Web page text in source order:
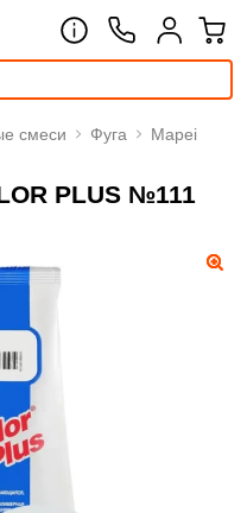
смеси Фуга Mapei
PLUS №111